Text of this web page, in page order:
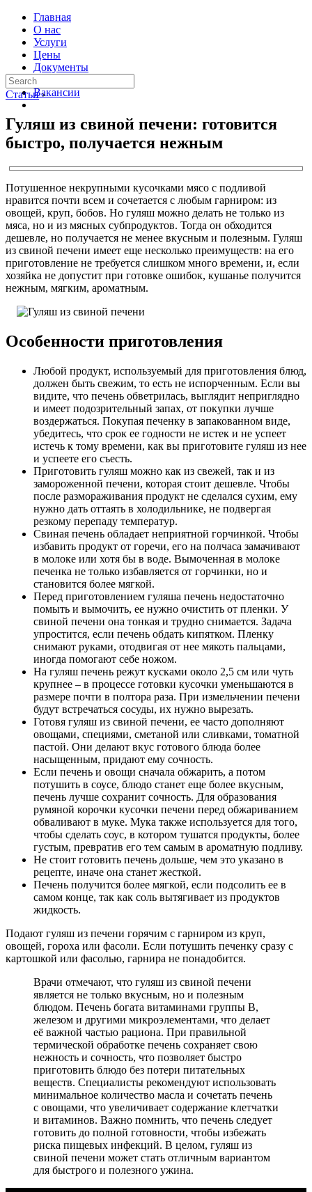
Главная
О нас
Услуги
Цены
Документы
Контакты
Вакансии
Статьи ›
Гуляш из свиной печени: готовится
быстро, получается нежным
Потушенное некрупными кусочками мясо с подливой
нравится почти всем и сочетается с любым гарниром: из
овощей, круп, бобов. Но гуляш можно делать не только из
мяса, но и из мясных субпродуктов. Тогда он обходится
дешевле, но получается не менее вкусным и полезным. Гуляш
из свиной печени имеет еще несколько преимуществ: на его
приготовление не требуется слишком много времени, и, если
хозяйка не допустит при готовке ошибок, кушанье получится
нежным, мягким, ароматным.
Особенности приготовления
Любой продукт, используемый для приготовления блюд,
должен быть свежим, то есть не испорченным. Если вы
видите, что печень обветрилась, выглядит неприглядно
и имеет подозрительный запах, от покупки лучше
воздержаться. Покупая печенку в запакованном виде,
убедитесь, что срок ее годности не истек и не успеет
истечь к тому времени, как вы приготовите гуляш из нее
и успеете его съесть.
Приготовить гуляш можно как из свежей, так и из
замороженной печени, которая стоит дешевле. Чтобы
после размораживания продукт не сделался сухим, ему
нужно дать оттаять в холодильнике, не подвергая
резкому перепаду температур.
Свиная печень обладает неприятной горчинкой. Чтобы
избавить продукт от горечи, его на полчаса замачивают
в молоке или хотя бы в воде. Вымоченная в молоке
печенка не только избавляется от горчинки, но и
становится более мягкой.
Перед приготовлением гуляша печень недостаточно
помыть и вымочить, ее нужно очистить от пленки. У
свиной печени она тонкая и трудно снимается. Задача
упростится, если печень обдать кипятком. Пленку
снимают руками, отодвигая от нее мякоть пальцами,
иногда помогают себе ножом.
На гуляш печень режут кусками около 2,5 см или чуть
крупнее – в процессе готовки кусочки уменьшаются в
размере почти в полтора раза. При измельчении печени
будут встречаться сосуды, их нужно вырезать.
Готовя гуляш из свиной печени, ее часто дополняют
овощами, специями, сметаной или сливками, томатной
пастой. Они делают вкус готового блюда более
насыщенным, придают ему сочность.
Если печень и овощи сначала обжарить, а потом
потушить в соусе, блюдо станет еще более вкусным,
печень лучше сохранит сочность. Для образования
румяной корочки кусочки печени перед обжариванием
обваливают в муке. Мука также используется для того,
чтобы сделать соус, в котором тушатся продукты, более
густым, превратив его тем самым в ароматную подливу.
Не стоит готовить печень дольше, чем это указано в
рецепте, иначе она станет жесткой.
Печень получится более мягкой, если подсолить ее в
самом конце, так как соль вытягивает из продуктов
жидкость.
Подают гуляш из печени горячим с гарниром из круп,
овощей, гороха или фасоли. Если потушить печенку сразу с
картошкой или фасолью, гарнира не понадобится.
Врачи отмечают, что гуляш из свиной печени
является не только вкусным, но и полезным
блюдом. Печень богата витаминами группы B,
железом и другими микроэлементами, что делает
её важной частью рациона. При правильной
термической обработке печень сохраняет свою
нежность и сочность, что позволяет быстро
приготовить блюдо без потери питательных
веществ. Специалисты рекомендуют использовать
минимальное количество масла и сочетать печень
с овощами, что увеличивает содержание клетчатки
и витаминов. Важно помнить, что печень следует
готовить до полной готовности, чтобы избежать
риска пищевых инфекций. В целом, гуляш из
свиной печени может стать отличным вариантом
для быстрого и полезного ужина.